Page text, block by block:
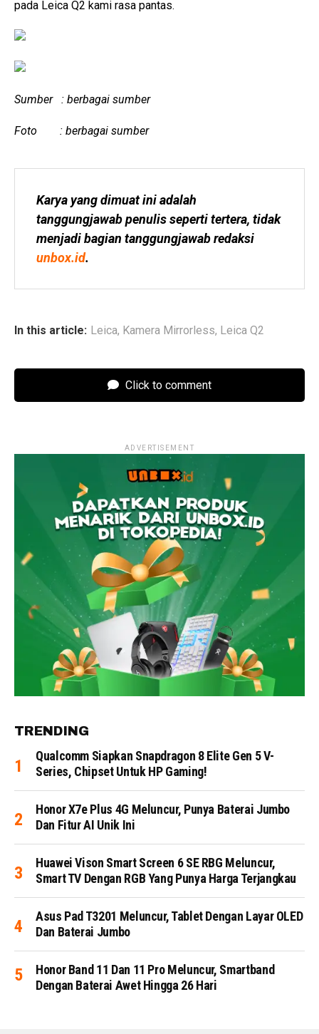
pada Leica Q2 kami rasa pantas.
Sumber : berbagai sumber
Foto : berbagai sumber
Karya yang dimuat ini adalah
tanggungjawab penulis seperti tertera, tidak
unbox.id.
In this article: Leica, Kamera Mirrorless, Leica Q2
Click to comment
ADVERTISEMENT
TRENDING
Qualcomm Siapkan Snapdragon 8 Elite Gen 5 V-
Series, Chipset Untuk HP Gaming!
Honor X7e Plus 4G Meluncur, Punya Baterai Jumbo
Dan Fitur AI Unik Ini
Huawei Vison Smart Screen 6 SE RBG Meluncur,
Smart TV Dengan RGB Yang Punya Harga Terjangkau
Asus Pad T3201 Meluncur, Tablet Dengan Layar OLED
Dan Baterai Jumbo
Honor Band 11 Dan 11 Pro Meluncur, Smartband
Dengan Baterai Awet Hingga 26 Hari